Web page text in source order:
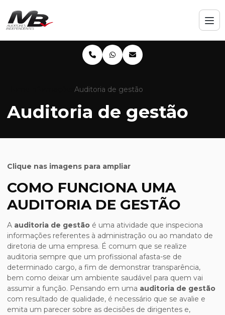
Auditoria de gestão
Auditoria de gestão
Clique nas imagens para ampliar
COMO FUNCIONA UMA
AUDITORIA DE GESTÃO
A auditoria de gestão é uma atividade que inspeciona
informações referentes à administração ou ao mandato de
diretoria de uma empresa. É comum que se realize
auditoria sempre que um profissional afasta-se de
determinado cargo, a fim de demonstrar transparência,
bem como deixar um ambiente saudável para quem vai
assumir a função. Pensando em uma auditoria de gestão
com resultado de qualidade, é necessário que se avalie e
emita um parecer sobre as decisões de dirigentes e,